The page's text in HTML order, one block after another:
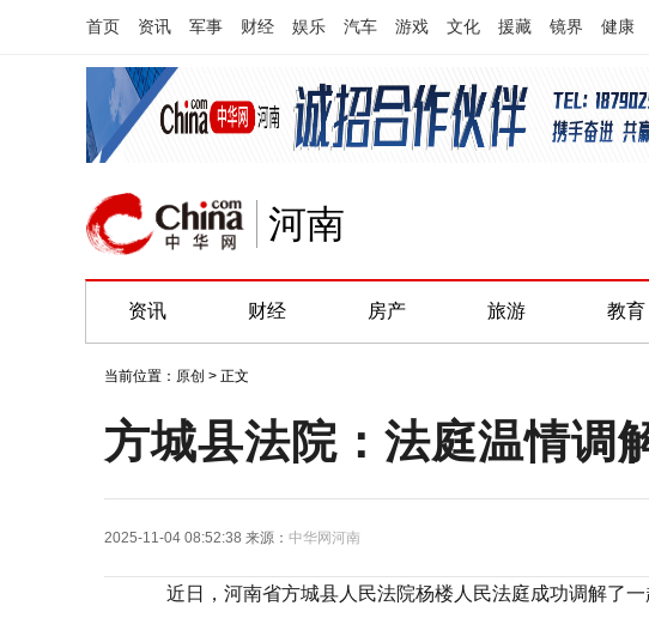
首页 资讯 军事 财经 娱乐 汽车 游戏 文化 援藏 镜界 健康
河南
资讯 财经 房产 旅游 教育
当前位置： 原创 > 正文
方城县法院：法庭温情调
2025-11-04 08:52:38 来源： 中华网河南
近日，河南省方城县人民法院杨楼人民法庭成功调解了